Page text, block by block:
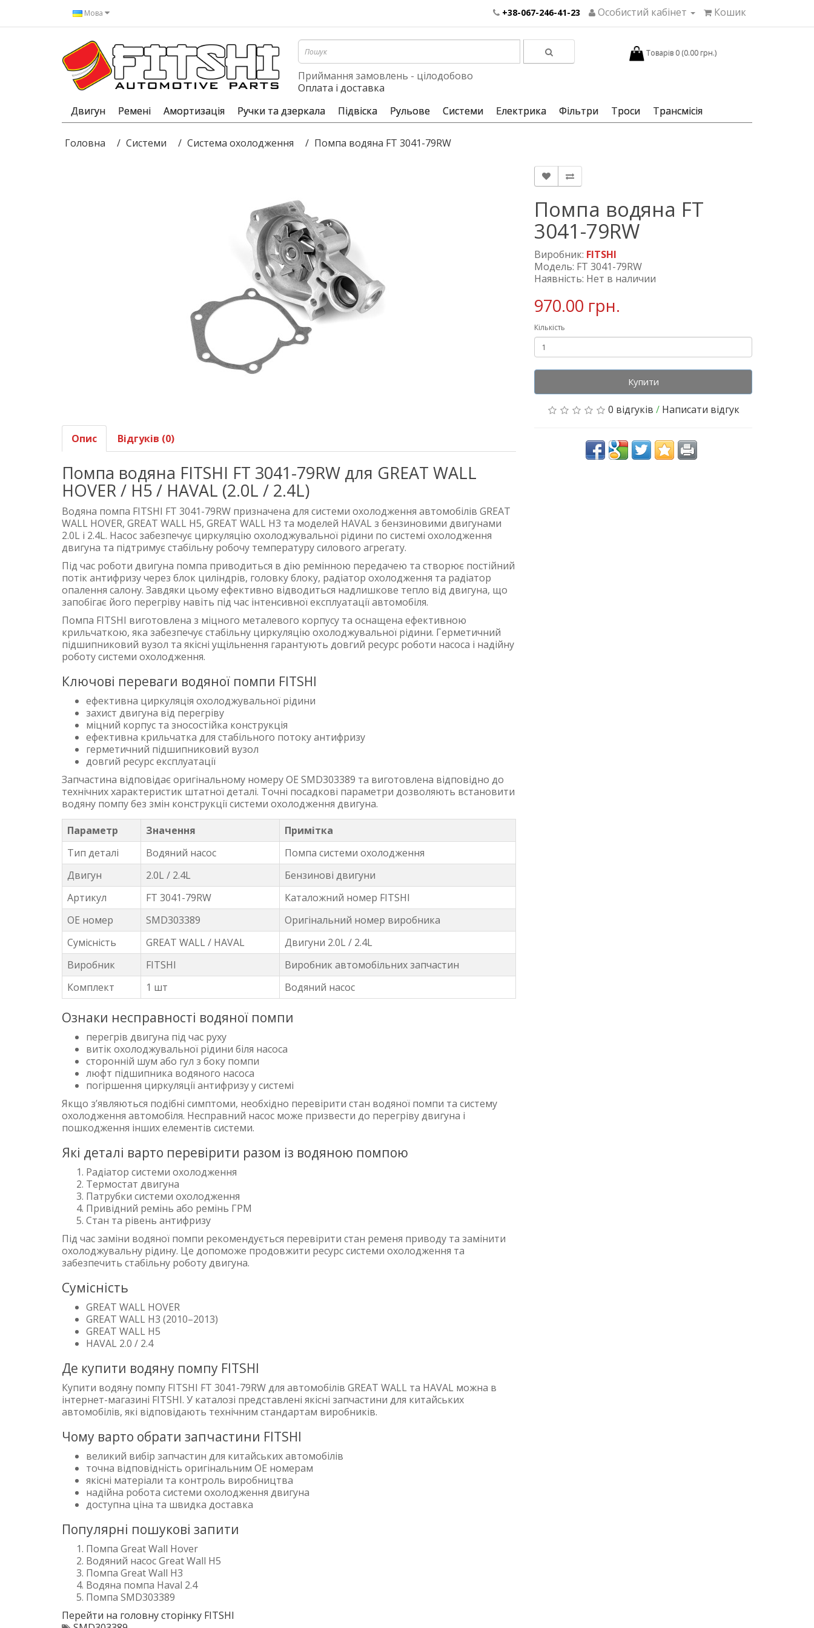
Мова +38-067-246-41-23 Особистий кабінет Кошик
Приймання замовлень - цілодобово
Оплата і доставка
Товарів 0 (0.00 грн.)
Двигун Ремені Амортизація Ручки та дзеркала Підвіска Рульове Системи Електрика Фільтри Троси Трансмісія
Головна Системи Система охолодження Помпа водяна FT 3041-79RW
Опис Відгуків (0)
Помпа водяна FITSHI FT 3041-79RW для GREAT WALL
HOVER / H5 / HAVAL (2.0L / 2.4L)
Водяна помпа FITSHI FT 3041-79RW призначена для системи охолодження автомобілів GREAT
WALL HOVER, GREAT WALL H5, GREAT WALL H3 та моделей HAVAL з бензиновими двигунами
2.0L і 2.4L. Насос забезпечує циркуляцію охолоджувальної рідини по системі охолодження
двигуна та підтримує стабільну робочу температуру силового агрегату.
Під час роботи двигуна помпа приводиться в дію ремінною передачею та створює постійний
потік антифризу через блок циліндрів, головку блоку, радіатор охолодження та радіатор
опалення салону. Завдяки цьому ефективно відводиться надлишкове тепло від двигуна, що
запобігає його перегріву навіть під час інтенсивної експлуатації автомобіля.
Помпа FITSHI виготовлена з міцного металевого корпусу та оснащена ефективною
крильчаткою, яка забезпечує стабільну циркуляцію охолоджувальної рідини. Герметичний
підшипниковий вузол та якісні ущільнення гарантують довгий ресурс роботи насоса і надійну
роботу системи охолодження.
Ключові переваги водяної помпи FITSHI
ефективна циркуляція охолоджувальної рідини
захист двигуна від перегріву
міцний корпус та зносостійка конструкція
ефективна крильчатка для стабільного потоку антифризу
герметичний підшипниковий вузол
довгий ресурс експлуатації
Запчастина відповідає оригінальному номеру OE SMD303389 та виготовлена відповідно до
технічних характеристик штатної деталі. Точні посадкові параметри дозволяють встановити
водяну помпу без змін конструкції системи охолодження двигуна.
Параметр
Значення
Примітка
Тип деталі
Водяний насос
Помпа системи охолодження
Двигун
2.0L / 2.4L
Бензинові двигуни
Артикул
FT 3041-79RW
Каталожний номер FITSHI
OE номер
SMD303389
Оригінальний номер виробника
Сумісність
GREAT WALL / HAVAL
Двигуни 2.0L / 2.4L
Виробник
FITSHI
Виробник автомобільних запчастин
Комплект
1 шт Водяний насос
Ознаки несправності водяної помпи
перегрів двигуна під час руху
витік охолоджувальної рідини біля насоса
сторонній шум або гул з боку помпи
люфт підшипника водяного насоса
погіршення циркуляції антифризу у системі
Якщо з’являються подібні симптоми, необхідно перевірити стан водяної помпи та систему
охолодження автомобіля. Несправний насос може призвести до перегріву двигуна і
пошкодження інших елементів системи.
Які деталі варто перевірити разом із водяною помпою
Радіатор системи охолодження
Термостат двигуна
Патрубки системи охолодження
Привідний ремінь або ремінь ГРМ
Стан та рівень антифризу
Під час заміни водяної помпи рекомендується перевірити стан ременя приводу та замінити
охолоджувальну рідину. Це допоможе продовжити ресурс системи охолодження та
забезпечить стабільну роботу двигуна.
Сумісність
GREAT WALL HOVER
GREAT WALL H3 (2010–2013)
GREAT WALL H5
HAVAL 2.0 / 2.4
Де купити водяну помпу FITSHI
Купити водяну помпу FITSHI FT 3041-79RW для автомобілів GREAT WALL та HAVAL можна в
інтернет-магазині FITSHI. У каталозі представлені якісні запчастини для китайських
автомобілів, які відповідають технічним стандартам виробників.
Чому варто обрати запчастини FITSHI
великий вибір запчастин для китайських автомобілів
точна відповідність оригінальним OE номерам
якісні матеріали та контроль виробництва
надійна робота системи охолодження двигуна
доступна ціна та швидка доставка
Популярні пошукові запити
Помпа Great Wall Hover
Водяний насос Great Wall H5
Помпа Great Wall H3
Водяна помпа Haval 2.4
Помпа SMD303389
Перейти на головну сторінку FITSHI
Помпа водяна FT
3041-79RW
Виробник: FITSHI
Модель: FT 3041-79RW
Наявність: Нет в наличии
970.00 грн.
Кількість
Купити
0 відгуків / Написати відгук